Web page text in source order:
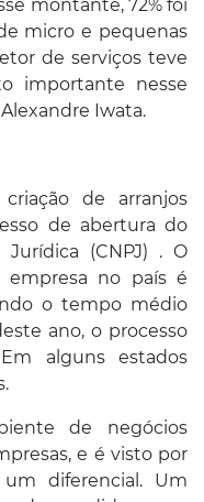
montante, 72% foi
micro e pequenas
de serviços teve
importante nesse
Iwata.
de arranjos
de abertura do
Jurídica (CNPJ) . O
no país é
o tempo médio
ano, o processo
alguns estados
de negócios
e é visto por
um diferencial. Um